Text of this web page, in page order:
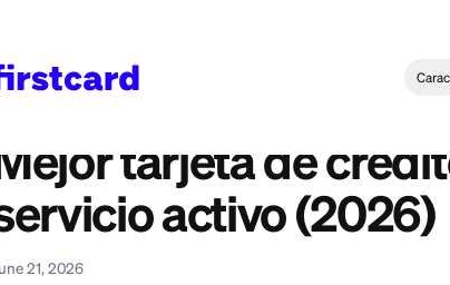
Home>Learn
Mejor tarjeta de
Mejor tarjeta de
servicio activo